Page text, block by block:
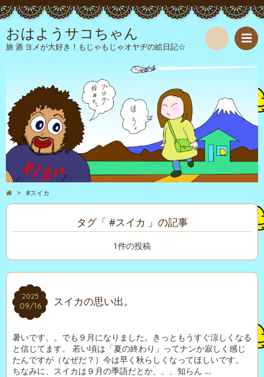
おはようサコちゃん
旅 酒 ヨメが大好き！もじゃもじゃオヤヂの絵日記☆
> #スイカ
タグ「 #スイカ 」の記事
1件の投稿
2025
09/16
2025
09/16 スイカの思い出。
暑いです。。でも９月になりました。きっともうすぐ涼しくなる
と信じてます。 若い頃は「夏の終わり」ってナンか寂しく感じ
たんですが（なぜだ？）今は早く秋らしくなってほしいです。
ちなみに、スイカは９月の季語だとか、、、知らん …